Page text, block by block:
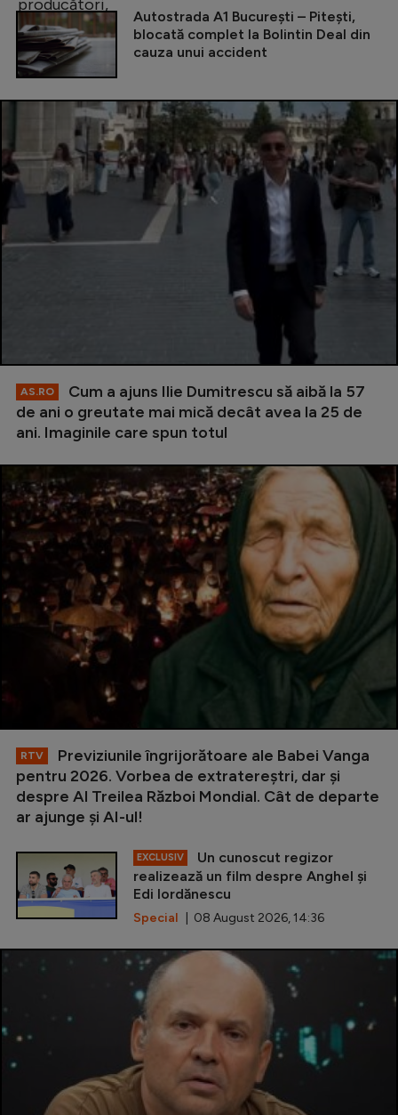
Autostrada A1 București – Pitești,
blocată complet la Bolintin Deal din
cauza unui accident
AS.RO
Cum a ajuns Ilie Dumitrescu să aibă la 57
de ani o greutate mai mică decât avea la 25 de
ani. Imaginile care spun totul
RTV
Previziunile îngrijorătoare ale Babei Vanga
pentru 2026. Vorbea de extratereștri, dar și
despre Al Treilea Război Mondial. Cât de departe
ar ajunge și AI-ul!
EXCLUSIV
Un cunoscut regizor
realizează un film despre Anghel și
Edi Iordănescu
Special | 08 August 2026, 14:36